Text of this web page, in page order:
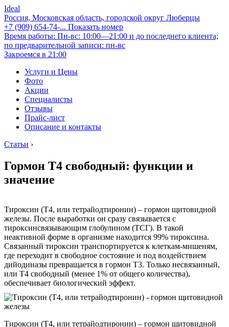
Ideal
Россия, Московская область, городской округ Люберцы
+7 (909) 654-74-... Показать номер
Время работы: Пн-вс: 10:00—21:00 и до последнего клиента;
по предварительной записи: пн-вс
Закроемся в 21:00
Услуги и Цены
Фото
Акции
Специалисты
Отзывы
Прайс-лист
Описание и контакты
Статьи ›
Гормон Т4 свободный: функции и
значение
Тироксин (Т4, или тетрайодтиронин) – гормон щитовидной
железы. После выработки он сразу связывается с
тироксинсвязывающим глобулином (ТСГ). В такой
неактивной форме в организме находится 99% тироксина.
Связанный тироксин транспортируется к клеткам-мишеням,
где переходит в свободное состояние и под воздействием
дийодиназы превращается в гормон Т3. Только несвязанный,
или Т4 свободный (менее 1% от общего количества),
обеспечивает биологический эффект.
Тироксин (Т4, или тетрайодтиронин) – гормон щитовидной